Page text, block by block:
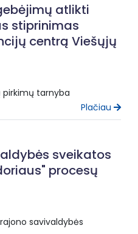
atlikti
stiprinimas
centrą Viešųjų
pirkimų tarnyba
Plačiau
sveikatos
procesų
savivaldybės